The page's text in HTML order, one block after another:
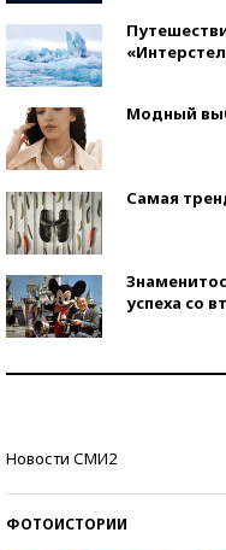
Модный
Самая
успеха со
Новости СМИ2
ФОТОИСТОРИИ